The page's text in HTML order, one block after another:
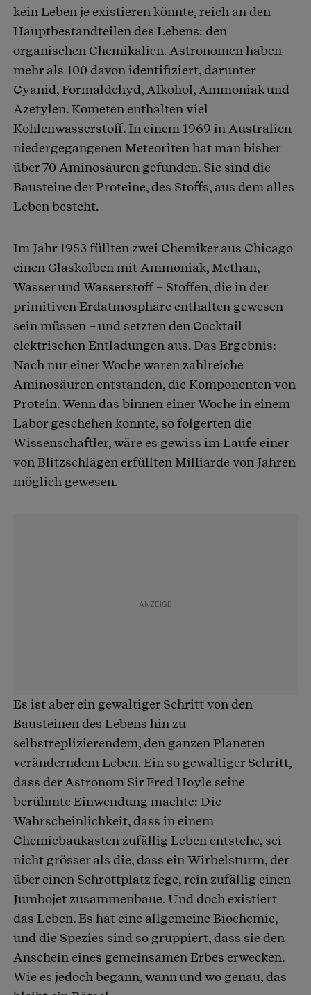
kein Leben je existieren könnte, reich an den
Hauptbestandteilen des Lebens: den
organischen Chemikalien. Astronomen haben
mehr als 100 davon identifiziert, darunter
Cyanid, Formaldehyd, Alkohol, Ammoniak und
Azetylen. Kometen enthalten viel
Kohlenwasserstoff. In einem 1969 in Australien
niedergegangenen Meteoriten hat man bisher
über 70 Aminosäuren gefunden. Sie sind die
Bausteine der Proteine, des Stoffs, aus dem alles
Leben besteht.
Im Jahr 1953 füllten zwei Chemiker aus Chicago
einen Glaskolben mit Ammoniak, Methan,
Wasser und Wasserstoff – Stoffen, die in der
primitiven Erdatmosphäre enthalten gewesen
sein müssen – und setzten den Cocktail
elektrischen Entladungen aus. Das Ergebnis:
Nach nur einer Woche waren zahlreiche
Aminosäuren entstanden, die Komponenten von
Protein. Wenn das binnen einer Woche in einem
Labor geschehen konnte, so folgerten die
Wissenschaftler, wäre es gewiss im Laufe einer
von Blitzschlägen erfüllten Milliarde von Jahren
möglich gewesen.
Es ist aber ein gewaltiger Schritt von den
Bausteinen des Lebens hin zu
selbstreplizierendem, den ganzen Planeten
veränderndem Leben. Ein so gewaltiger Schritt,
dass der Astronom Sir Fred Hoyle seine
berühmte Einwendung machte: Die
Wahrscheinlichkeit, dass in einem
Chemiebaukasten zufällig Leben entstehe, sei
nicht grösser als die, dass ein Wirbelsturm, der
über einen Schrottplatz fege, rein zufällig einen
Jumbojet zusammenbaue. Und doch existiert
das Leben. Es hat eine allgemeine Biochemie,
und die Spezies sind so gruppiert, dass sie den
Anschein eines gemeinsamen Erbes erwecken.
Wie es jedoch begann, wann und wo genau, das